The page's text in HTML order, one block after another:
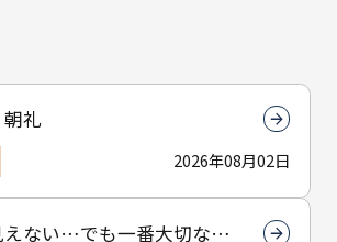
礼
2026年08月02日
えない…でも一番大切なん